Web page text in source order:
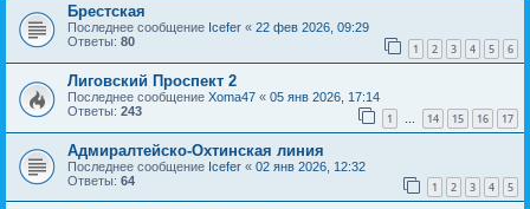
Брестская
Последнее сообщение Icefer « 22 фев 2026, 09:29
Ответы: 80 1 2 3 4 5 6
Лиговский Проспект 2
Последнее сообщение Xoma47 « 05 янв 2026, 17:14
Ответы: 243 1 … 14 15 16 17
Адмиралтейско-Охтинская линия
Последнее сообщение Icefer « 02 янв 2026, 12:32
Ответы: 64 1 2 3 4 5